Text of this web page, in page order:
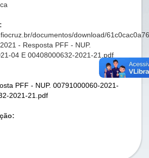
documentos/download/
- Resposta PFF - NUP.
04 E 00408000632-2021-21.pdf
PFF - NUP. 00791000060-2021-
2021-21.pdf